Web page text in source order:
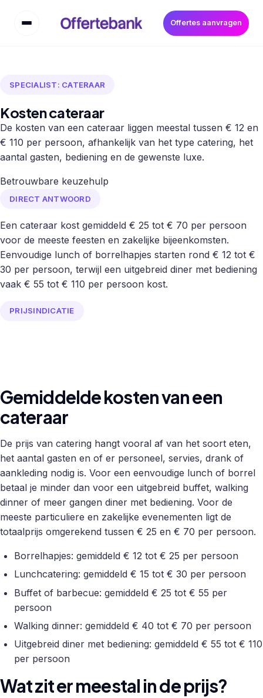
Offertes aanvragen
SPECIALIST: CATERAAR
Kosten cateraar
De kosten van een cateraar liggen meestal tussen € 12 en
€ 110 per persoon, afhankelijk van het type catering, het
aantal gasten, bediening en de gewenste luxe.
Betrouwbare keuzehulp
DIRECT ANTWOORD
Een cateraar kost gemiddeld € 25 tot € 70 per persoon
voor de meeste feesten en zakelijke bijeenkomsten.
Eenvoudige lunch of borrelhapjes starten rond € 12 tot €
30 per persoon, terwijl een uitgebreid diner met bediening
vaak € 55 tot € 110 per persoon kost.
PRIJSINDICATIE
Gemiddelde kosten van een
cateraar
De prijs van catering hangt vooral af van het soort eten,
het aantal gasten en of er personeel, servies, drank of
aankleding nodig is. Voor een eenvoudige lunch of borrel
betaal je minder dan voor een uitgebreid buffet, walking
dinner of meer gangen diner met bediening. Voor de
meeste particuliere en zakelijke evenementen ligt de
totaalprijs omgerekend tussen € 25 en € 70 per persoon.
Borrelhapjes: gemiddeld € 12 tot € 25 per persoon
Lunchcatering: gemiddeld € 15 tot € 30 per persoon
Buffet of barbecue: gemiddeld € 25 tot € 55 per
persoon
Walking dinner: gemiddeld € 40 tot € 70 per persoon
Uitgebreid diner met bediening: gemiddeld € 55 tot € 110
per persoon
Wat zit er meestal in de prijs?